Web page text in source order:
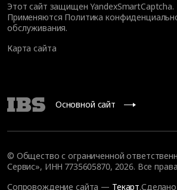
Этот сайт защищен YandexSmartCaptcha.
Применяются Политика
обслуживания.
Карта сайта
Основной сайт
© Общество с ограниченной
Сервис», ИНН 7735605870, 2026. Все
Сопровождение сайта — Текарт.